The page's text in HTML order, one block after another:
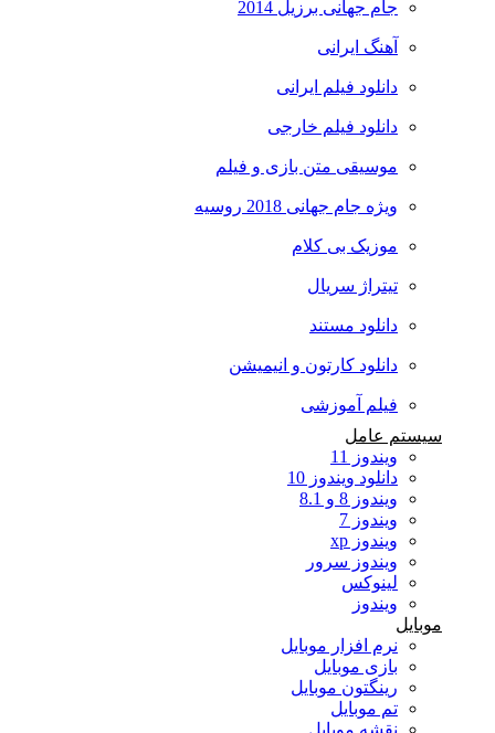
جام جهانی برزیل 2014
آهنگ ایرانی
دانلود فیلم ایرانی
دانلود فیلم خارجی
موسیقی متن بازی و فیلم
ویژه جام جهانی 2018 روسیه
موزیک بی کلام
تیتراژ سریال
دانلود مستند
دانلود کارتون و انیمیشن
فیلم آموزشی
سیستم عامل
ویندوز 11
دانلود ویندوز 10
ویندوز 8 و 8.1
ویندوز 7
ویندوز xp
ویندوز سرور
لینوکس
ویندوز
موبایل
نرم افزار موبایل
بازی موبایل
رینگتون موبایل
تم موبایل
نقشه موبایل